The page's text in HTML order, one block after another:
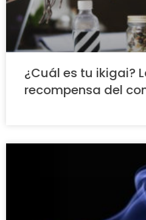
¿Cuál es tu ikigai?
recompensa del